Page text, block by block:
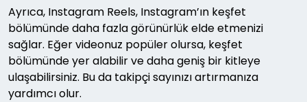
Ayrıca, Instagram Reels, Instagram’ın keşfet
bölümünde daha fazla görünürlük elde etmenizi
sağlar. Eğer videonuz popüler olursa, keşfet
bölümünde yer alabilir ve daha geniş bir kitleye
ulaşabilirsiniz. Bu da takipçi sayınızı artırmanıza
yardımcı olur.